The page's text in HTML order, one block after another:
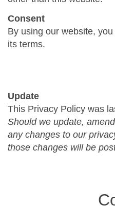
Consent
By using our website,
its terms.
Update
This Privacy Policy was
Should we update,
any changes to our
those changes will be